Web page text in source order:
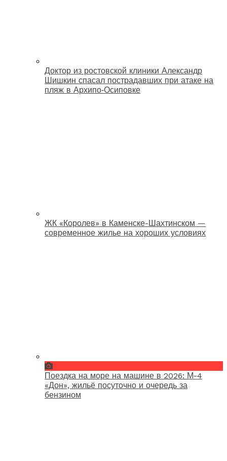
Доктор из ростовской клиники Александр
Шишкин спасал пострадавших при атаке на
пляж в Архипо‑Осиповке
ЖК «Королев» в Каменске-Шахтинском —
современное жилье на хороших условиях
Поездка на море на машине в 2026: М-4
«Дон», жильё посуточно и очередь за
бензином